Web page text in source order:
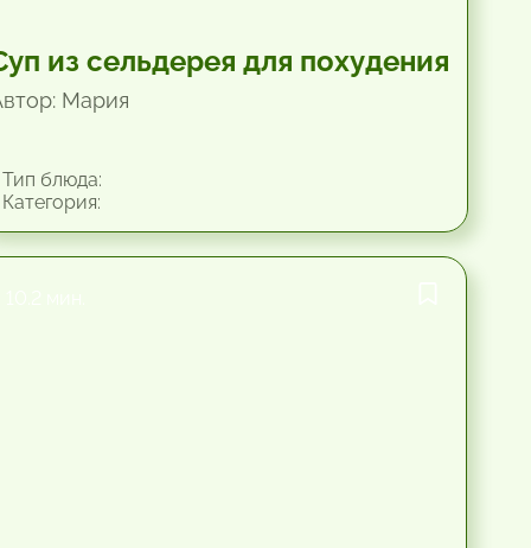
из сельдерея для похудения
Мария
блюда: